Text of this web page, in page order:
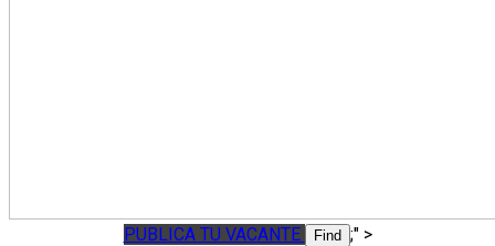
PUBLICA TU VACANTE
;" >